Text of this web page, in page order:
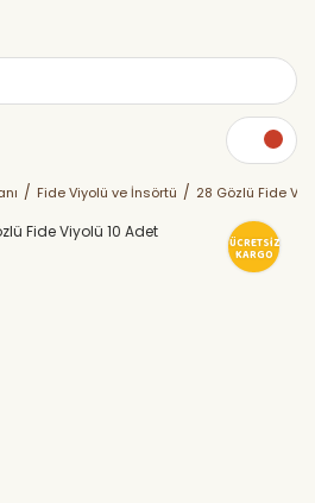
Fide Viyolü ve İnsörtü 28 Gözlü Fide
ÜCRETSİZ
KARGO